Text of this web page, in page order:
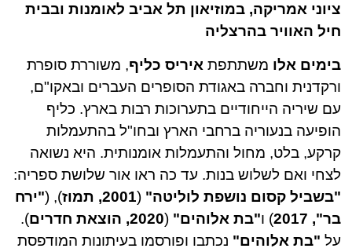
ציוני אמריקה, במוזיאון תל אביב לאומנות ובבית
חיל האוויר בהרצליה
בימים אלו משתתפת איריס כליף, משוררת סופרת
ורקדנית וחברה באגודת הסופרים העברים ובאקו"ם,
עם שיריה הייחודיים בתערוכות רבות בארץ. כליף
הופיעה בנעוריה ברחבי הארץ ובחו"ל בהתעמלות
קרקע, בלט, מחול והתעמלות אומנותית. היא נשואה
לצחי ואם לשלוש בנות. עד כה ראו אור שלושת ספריה:
"בשביל קסום נושפת לוליטה" (2001, תמוז ), ("ירח
בר", 2017
) ו"בת אלוהים" (2020, הוצאת חדרים
).
על "בת אלוהים" נכתבו ופורסמו בעיתונות המודפסת